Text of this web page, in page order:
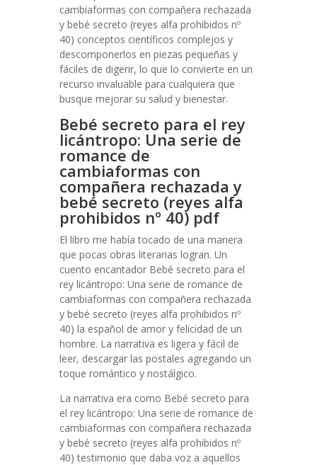
cambiaformas con compañera rechazada
y bebé secreto (reyes alfa prohibidos nº
40) conceptos científicos complejos y
descomponerlos en piezas pequeñas y
fáciles de digerir, lo que lo convierte en un
recurso invaluable para cualquiera que
busque mejorar su salud y bienestar.
Bebé secreto para el rey
licántropo: Una serie de
romance de
cambiaformas con
compañera rechazada y
bebé secreto (reyes alfa
prohibidos nº 40) pdf
El libro me había tocado de una manera
que pocas obras literarias logran. Un
cuento encantador Bebé secreto para el
rey licántropo: Una serie de romance de
cambiaformas con compañera rechazada
y bebé secreto (reyes alfa prohibidos nº
40) la español de amor y felicidad de un
hombre. La narrativa es ligera y fácil de
leer, descargar las postales agregando un
toque romántico y nostálgico.
La narrativa era como Bebé secreto para
el rey licántropo: Una serie de romance de
cambiaformas con compañera rechazada
y bebé secreto (reyes alfa prohibidos nº
40) testimonio que daba voz a aquellos